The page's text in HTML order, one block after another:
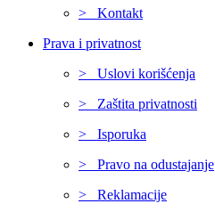
> Kontakt
Prava i privatnost
> Uslovi korišćenja
> Zaštita privatnosti
> Isporuka
> Pravo na odustajanje
> Reklamacije